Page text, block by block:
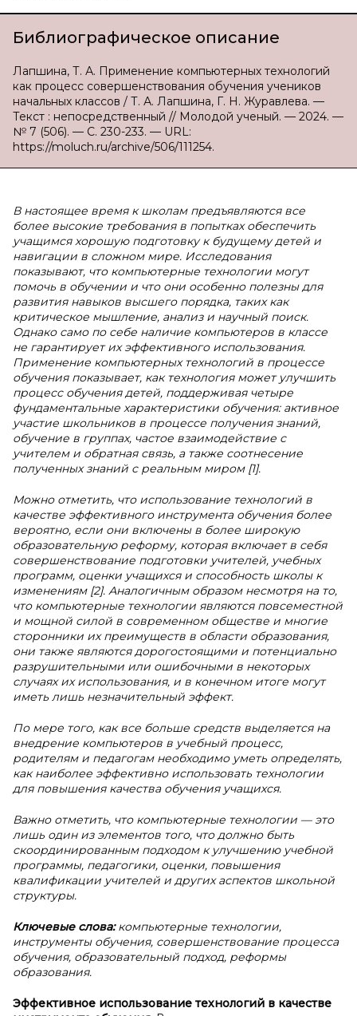
Библиографическое описание
Лапшина, Т. А. Применение компьютерных технологий
как процесс совершенствования обучения учеников
начальных классов / Т. А. Лапшина, Г. Н. Журавлева. —
Текст : непосредственный // Молодой ученый. — 2024. —
№ 7 (506). — С. 230-233. — URL:
https://moluch.ru/archive/506/111254.
В настоящее время к школам предъявляются все
более высокие требования в попытках обеспечить
учащимся хорошую подготовку к будущему детей и
навигации в сложном мире. Исследования
показывают, что компьютерные технологии могут
помочь в обучении и что они особенно полезны для
развития навыков высшего порядка, таких как
критическое мышление, анализ и научный поиск.
Однако само по себе наличие компьютеров в классе
не гарантирует их эффективного использования.
Применение компьютерных технологий в процессе
обучения показывает, как технология может улучшить
процесс обучения детей, поддерживая четыре
фундаментальные характеристики обучения: активное
участие школьников в процессе получения знаний,
обучение в группах, частое взаимодействие с
учителем и обратная связь, а также соотнесение
полученных знаний с реальным миром [1].
Можно отметить, что использование технологий в
качестве эффективного инструмента обучения более
вероятно, если они включены в более широкую
образовательную реформу, которая включает в себя
совершенствование подготовки учителей, учебных
программ, оценки учащихся и способность школы к
изменениям [2]. Аналогичным образом несмотря на то,
что компьютерные технологии являются повсеместной
и мощной силой в современном обществе и многие
сторонники их преимуществ в области образования,
они также являются дорогостоящими и потенциально
разрушительными или ошибочными в некоторых
случаях их использования, и в конечном итоге могут
иметь лишь незначительный эффект.
По мере того, как все больше средств выделяется на
внедрение компьютеров в учебный процесс,
родителям и педагогам необходимо уметь определять,
как наиболее эффективно использовать технологии
для повышения качества обучения учащихся.
Важно отметить, что компьютерные технологии — это
лишь один из элементов того, что должно быть
скоординированным подходом к улучшению учебной
программы, педагогики, оценки, повышения
квалификации учителей и других аспектов школьной
структуры.
Ключевые слова:компьютерные технологии,
инструменты обучения, совершенствование процесса
обучения, образовательный подход, реформы
образования.
Эффективное использование технологий в качестве